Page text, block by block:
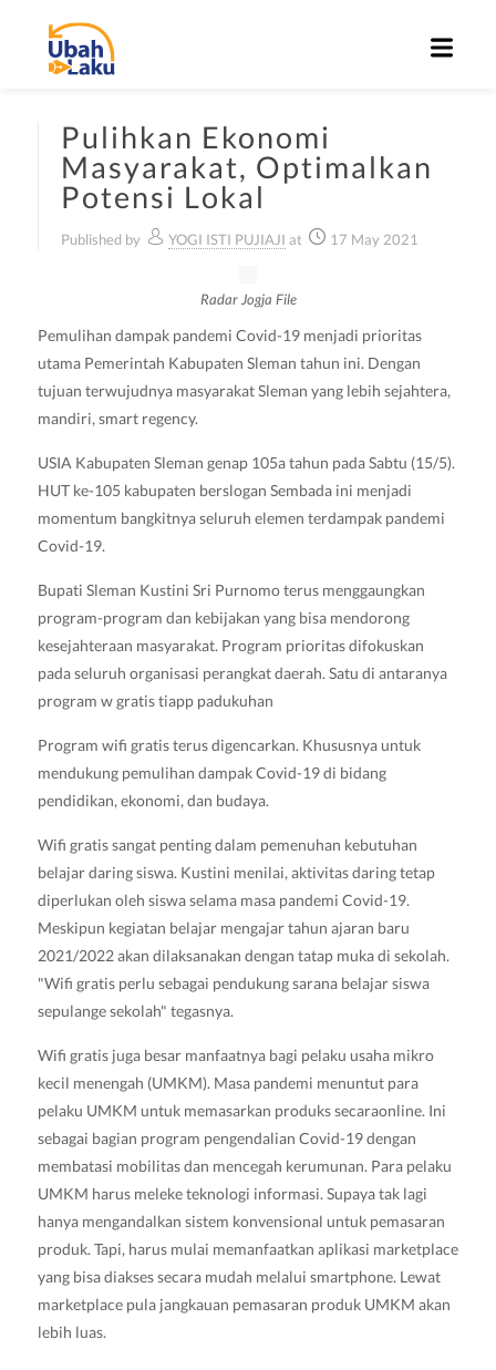
Pulihkan Ekonomi
Masyarakat, Optimalkan
Potensi Lokal
Published by YOGI ISTI PUJIAJI at 17 May 2021
Radar Jogja File
Pemulihan dampak pandemi Covid-19 menjadi prioritas
utama Pemerintah Kabupaten Sleman tahun ini. Dengan
tujuan terwujudnya masyarakat Sleman yang lebih sejahtera,
mandiri, smart regency.
USIA Kabupaten Sleman genap 105a tahun pada Sabtu (15/5).
HUT ke-105 kabupaten berslogan Sembada ini menjadi
momentum bangkitnya seluruh elemen terdampak pandemi
Covid-19.
Bupati Sleman Kustini Sri Purnomo terus menggaungkan
program-program dan kebijakan yang bisa mendorong
kesejahteraan masyarakat. Program prioritas difokuskan
pada seluruh organisasi perangkat daerah. Satu di antaranya
program w gratis tiapp padukuhan
Program wifi gratis terus digencarkan. Khususnya untuk
mendukung pemulihan dampak Covid-19 di bidang
pendidikan, ekonomi, dan budaya.
Wifi gratis sangat penting dalam pemenuhan kebutuhan
belajar daring siswa. Kustini menilai, aktivitas daring tetap
diperlukan oleh siswa selama masa pandemi Covid-19.
Meskipun kegiatan belajar mengajar tahun ajaran baru
2021/2022 akan dilaksanakan dengan tatap muka di sekolah.
"Wifi gratis perlu sebagai pendukung sarana belajar siswa
sepulange sekolah" tegasnya.
Wifi gratis juga besar manfaatnya bagi pelaku usaha mikro
kecil menengah (UMKM). Masa pandemi menuntut para
pelaku UMKM untuk memasarkan produks secaraonline. Ini
sebagai bagian program pengendalian Covid-19 dengan
membatasi mobilitas dan mencegah kerumunan. Para pelaku
UMKM harus meleke teknologi informasi. Supaya tak lagi
hanya mengandalkan sistem konvensional untuk pemasaran
produk. Tapi, harus mulai memanfaatkan aplikasi marketplace
yang bisa diakses secara mudah melalui smartphone. Lewat
marketplace pula jangkauan pemasaran produk UMKM akan
lebih luas.